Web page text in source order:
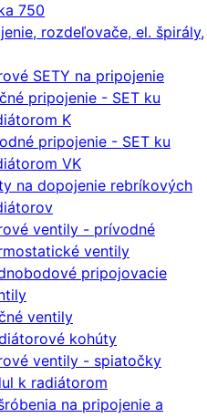
750
rozdeľovače, el. špirály,
SETY na pripojenie
pripojenie - SET ku
K
pripojenie - SET ku
VK
na dopojenie rebríkových
ventily - prívodné
ventily
pripojovacie
ventily
kohúty
ventily - spiatočky
k radiátorom
na pripojenie a